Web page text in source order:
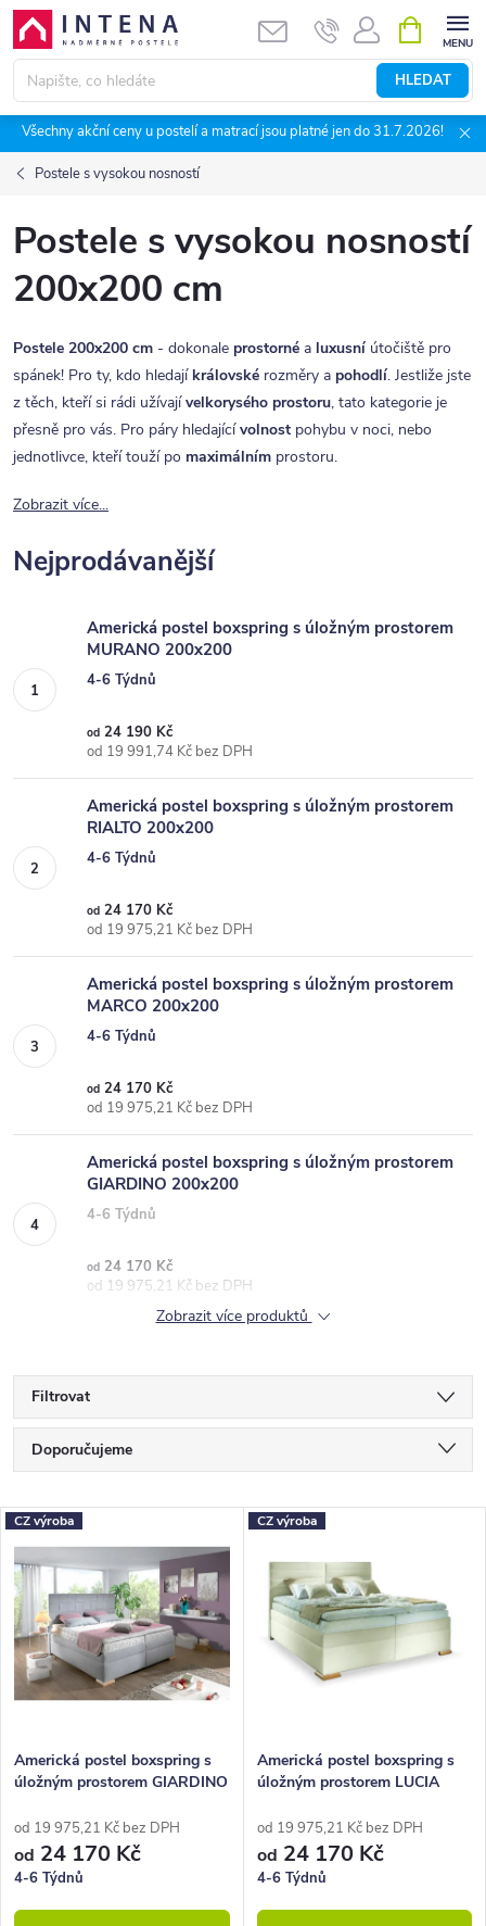
Přejít
obsah
HLEDAT
NÁKUPNÍ
KOŠÍK
Všechny akční ceny u postelí a matrací jsou platné jen do 31.7.2026!
Postele s vysokou nosností
Postele s vysokou nosností
200x200 cm
Postele 200x200 cm - dokonale prostorné a luxusní útočiště pro
spánek! Pro ty, kdo hledají královské rozměry a pohodlí. Jestliže jste
z těch, kteří si rádi užívajívelkorysého prostoru, tato kategorie je
přesně pro vás. Pro páry hledajícívolnost pohybu v noci, nebo
jednotlivce, kteří touží po maximálním prostoru.
Zobrazit více...
Nejprodávanější
Americká postel boxspring s úložným prostorem
MURANO 200x200
4-6 Týdnů
od 24 190 Kč
od 19 991,74 Kč bez DPH
Americká postel boxspring s úložným prostorem
RIALTO 200x200
4-6 Týdnů
od 24 170 Kč
od 19 975,21 Kč bez DPH
Americká postel boxspring s úložným prostorem
MARCO 200x200
4-6 Týdnů
od 24 170 Kč
od 19 975,21 Kč bez DPH
Americká postel boxspring s úložným prostorem
GIARDINO 200x200
4-6 Týdnů
od 24 170 Kč
od 19 975,21 Kč bez DPH
Zobrazit více produktů
Filtrovat
a
z
e
n
í
p
o
d
u
k
t
Doporučujeme
Nejdražší
Nejprodávanější
Abecedně
V
ý
p
i
s
r
o
d
u
k
CZ výroba
Americká postel boxspring s
úložným prostorem GIARDINO
od 19 975,21 Kč bez DPH
od 24 170 Kč
4-6 Týdnů
CZ výroba
Americká postel boxspring s
úložným prostorem LUCIA
od 19 975,21 Kč bez DPH
od 24 170 Kč
4-6 Týdnů